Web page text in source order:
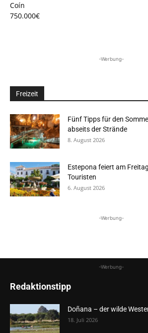
Coín
750.000€
-Werbung-
Freizeit
Fünf Tipps für den
abseits der Strände
8. August 2026
Estepona feiert am
Touristen
6. August 2026
-Werbung-
-Werbung-
Redaktionstipp
Doñana – der wilde
18. Juli 2026